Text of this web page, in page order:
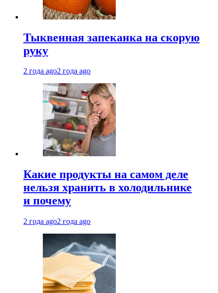
Тыквенная запеканка на скорую
руку
2 года ago2 года ago
Какие продукты на самом деле
нельзя хранить в холодильнике
и почему
2 года ago2 года ago